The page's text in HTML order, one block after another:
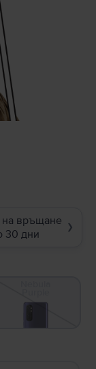
връщане
30 дни
❯